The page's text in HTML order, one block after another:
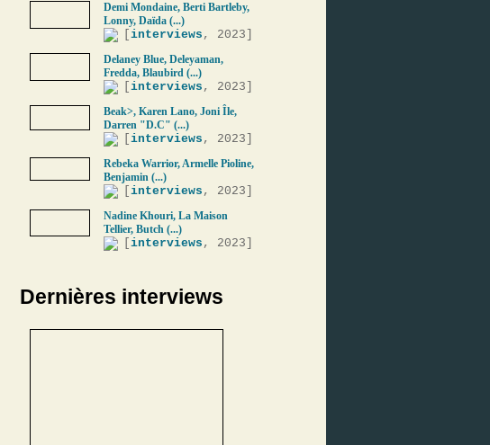
Demi Mondaine, Berti Bartleby,
Lonny, Daïda (...)
interviews , 2023]
Delaney Blue, Deleyaman,
Fredda, Blaubird (...)
interviews , 2023]
Beak>, Karen Lano, Joni Île,
Darren "D.C" (...)
interviews , 2023]
Rebeka Warrior, Armelle Pioline,
Benjamin (...)
interviews , 2023]
Nadine Khouri, La Maison
Tellier, Butch (...)
interviews , 2023]
Dernières interviews